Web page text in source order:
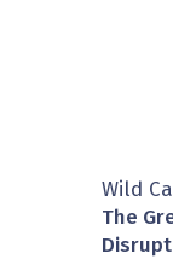
Wild
The